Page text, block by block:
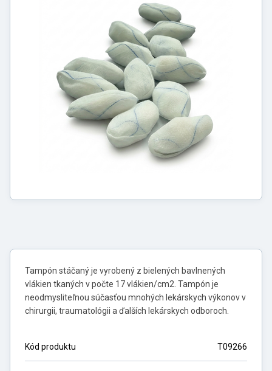
Tampón stáčaný je vyrobený z bielených bavlnených
vlákien tkaných v počte 17 vlákien/cm2. Tampón je
neodmysliteľnou súčasťou mnohých lekárskych výkonov v
chirurgii, traumatológii a ďalších lekárskych odboroch.
Kód produktu T09266